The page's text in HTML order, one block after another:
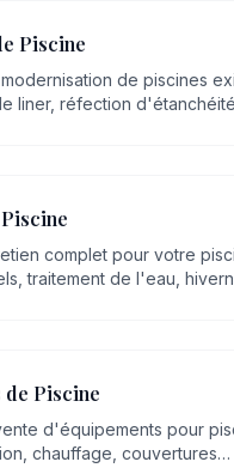
Piscine
de piscines
liner, réfection
complet pour votre
traitement de l'eau,
de Piscine
d'équipements pour
chauffage, couvertures